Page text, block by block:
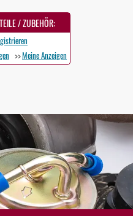
/ ZUBEHÖR:
>>Meine Anzeigen